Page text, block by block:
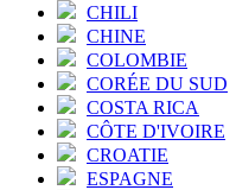
CHILI
CHINE
COLOMBIE
CORÉE DU SUD
COSTA RICA
CÔTE D'IVOIRE
CROATIE
ESPAGNE